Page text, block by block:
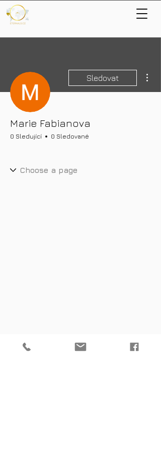
Sledovat
Marie Fabianova
0 Sledující 0 Sledované